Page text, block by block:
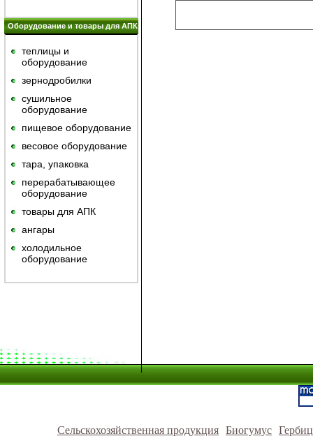
Оборудование и товары для АПК
теплицы и
оборудование
зернодробилки
сушильное
оборудование
пищевое оборудование
весовое оборудование
тара, упаковка
перерабатывающее
оборудование
товары для АПК
ангары
холодильное
оборудование
Сельскохозяйственная продукция Биогумус